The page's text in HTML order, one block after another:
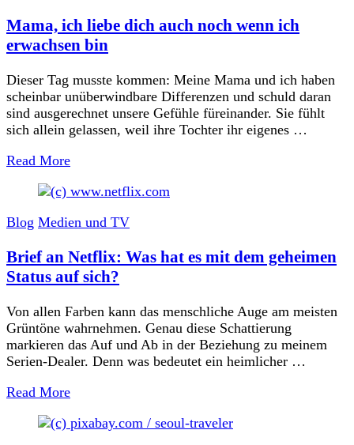
Mama, ich liebe dich auch noch wenn ich
erwachsen bin
Dieser Tag musste kommen: Meine Mama und ich haben
scheinbar unüberwindbare Differenzen und schuld daran
sind ausgerechnet unsere Gefühle füreinander. Sie fühlt
sich allein gelassen, weil ihre Tochter ihr eigenes …
Read More
Blog Medien und TV
Brief an Netflix: Was hat es mit dem geheimen
Status auf sich?
Von allen Farben kann das menschliche Auge am meisten
Grüntöne wahrnehmen. Genau diese Schattierung
markieren das Auf und Ab in der Beziehung zu meinem
Serien-Dealer. Denn was bedeutet ein heimlicher …
Read More